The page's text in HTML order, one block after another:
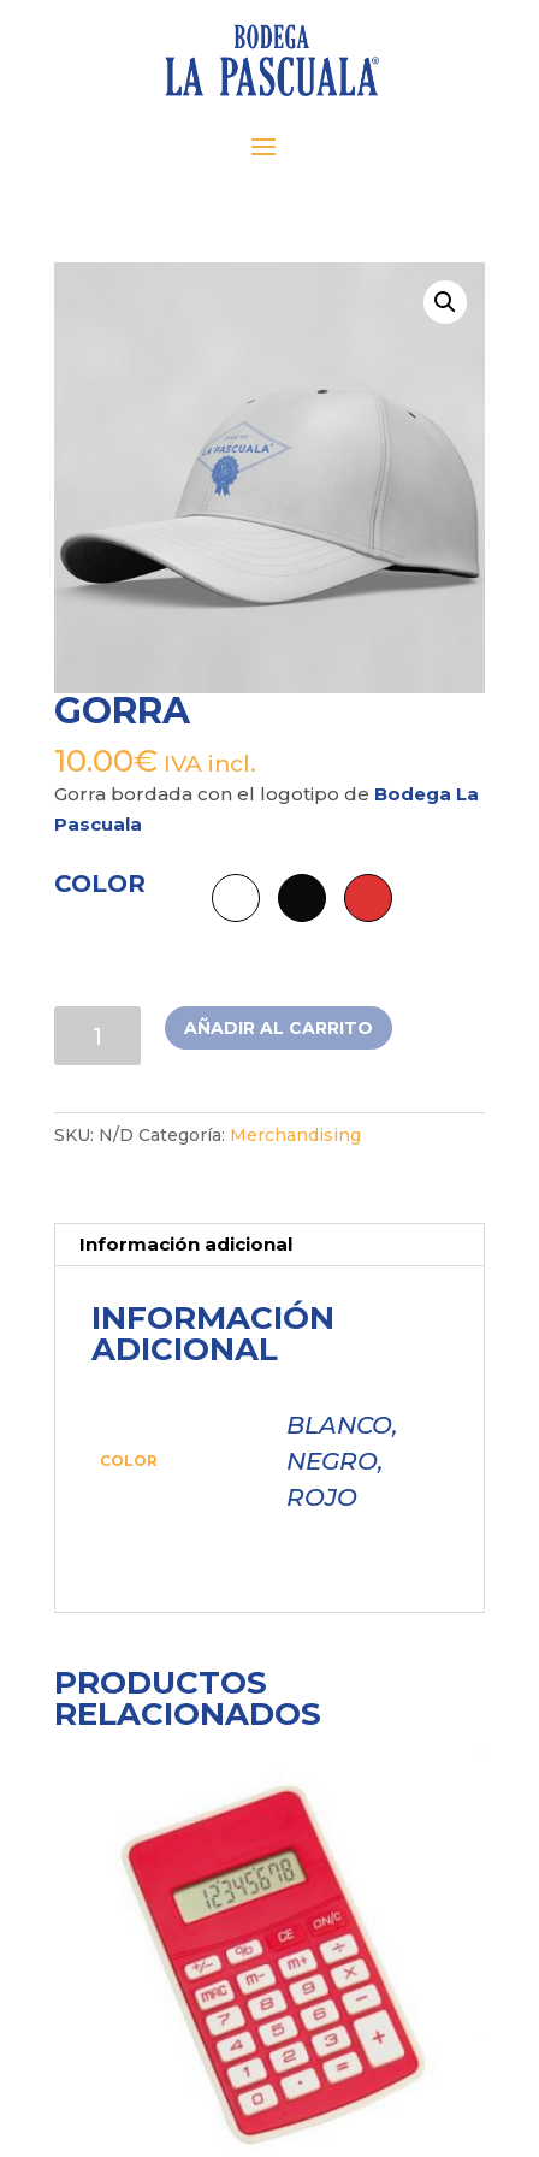
GORRA
10.00€ IVA incl.
Gorra bordada con el logotipo de Bodega La
Pascuala
COLOR
cantidad
AÑADIR AL CARRITO
SKU: N/D Categoría: Merchandising
Información adicional
INFORMACIÓN
ADICIONAL
COLOR
BLANCO,
NEGRO,
ROJO
PRODUCTOS
RELACIONADOS